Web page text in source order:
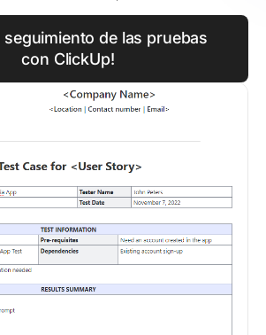
seguimiento de las pruebas
con ClickUp!